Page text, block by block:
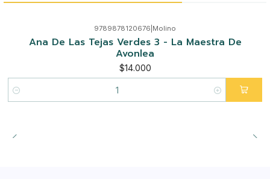
9789878120676 Molino
Ana De Las Tejas Verdes 3 - La Maestra De
Avonlea
$14.000
Cantidad